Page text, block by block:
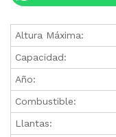
Altura Máxima:
Capacidad:
Año:
Combustible:
Llantas: